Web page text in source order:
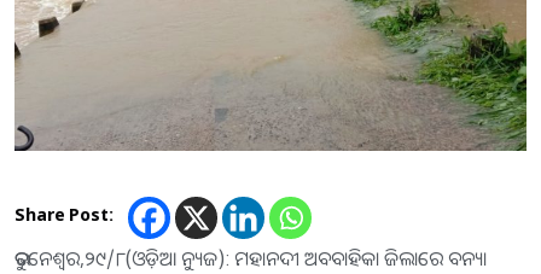
Share Post:
ଭୁବନେଶ୍ୱର,୨୯/୮(ଓଡ଼ିଆ ନ୍ୟୁଜ): ମହାନଦୀ ଅବବାହିକା ଜିଲାରେ ବନ୍ୟା